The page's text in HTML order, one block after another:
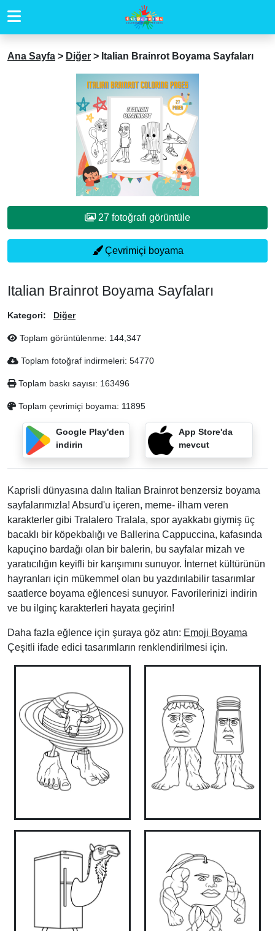
Ana Sayfa > Diğer > Italian Brainrot Boyama Sayfaları
27 fotoğrafı görüntüle
Çevrimiçi boyama
Italian Brainrot Boyama Sayfaları
Kategori: Diğer
Toplam görüntülenme: 144,347
Toplam fotoğraf indirmeleri: 54770
Toplam baskı sayısı: 163496
Toplam çevrimiçi boyama: 11895
Google Play'den
indirin
App Store'da
mevcut
Kaprisli dünyasına dalın Italian Brainrot benzersiz boyama
sayfalarımızla! Absurd'u içeren, meme- ilham veren
karakterler gibi Tralalero Tralala, spor ayakkabı giymiş üç
bacaklı bir köpekbalığı ve Ballerina Cappuccina, kafasında
kapuçino bardağı olan bir balerin, bu sayfalar mizah ve
yaratıcılığın keyifli bir karışımını sunuyor. İnternet kültürünün
hayranları için mükemmel olan bu yazdırılabilir tasarımlar
saatlerce boyama eğlencesi sunuyor. Favorilerinizi indirin
ve bu ilginç karakterleri hayata geçirin!
Daha fazla eğlence için şuraya göz atın: Emoji Boyama
Çeşitli ifade edici tasarımların renklendirilmesi için.